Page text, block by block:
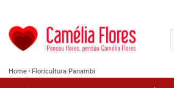
Home Floricultura Panambi